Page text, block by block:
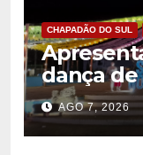
CHAPADÃO DO SUL
dança
da casa
Semana
AGO 7, 2026